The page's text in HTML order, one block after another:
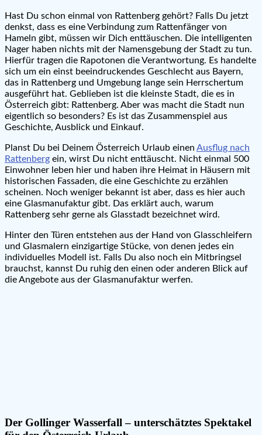
Hast Du schon einmal von Rattenberg gehört? Falls Du jetzt
denkst, dass es eine Verbindung zum Rattenfänger von
Hameln gibt, müssen wir Dich enttäuschen. Die intelligenten
Nager haben nichts mit der Namensgebung der Stadt zu tun.
Hierfür tragen die Rapotonen die Verantwortung. Es handelte
sich um ein einst beeindruckendes Geschlecht aus Bayern,
das in Rattenberg und Umgebung lange sein Herrschertum
ausgeführt hat. Geblieben ist die kleinste Stadt, die es in
Österreich gibt: Rattenberg. Aber was macht die Stadt nun
eigentlich so besonders? Es ist das Zusammenspiel aus
Geschichte, Ausblick und Einkauf.
Planst Du bei Deinem Österreich Urlaub einen Ausflug nach
Rattenberg ein, wirst Du nicht enttäuscht. Nicht einmal 500
Einwohner leben hier und haben ihre Heimat in Häusern mit
historischen Fassaden, die eine Geschichte zu erzählen
scheinen. Noch weniger bekannt ist aber, dass es hier auch
eine Glasmanufaktur gibt. Das erklärt auch, warum
Rattenberg sehr gerne als Glasstadt bezeichnet wird.
Hinter den Türen entstehen aus der Hand von Glasschleifern
und Glasmalern einzigartige Stücke, von denen jedes ein
individuelles Modell ist. Falls Du also noch ein Mitbringsel
brauchst, kannst Du ruhig den einen oder anderen Blick auf
die Angebote aus der Glasmanufaktur werfen.
Der Gollinger Wasserfall – unterschätztes Spektakel